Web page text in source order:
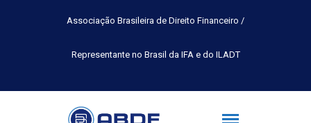
Associação Brasileira de Direito Financeiro /
Representante no Brasil da IFA e do ILADT